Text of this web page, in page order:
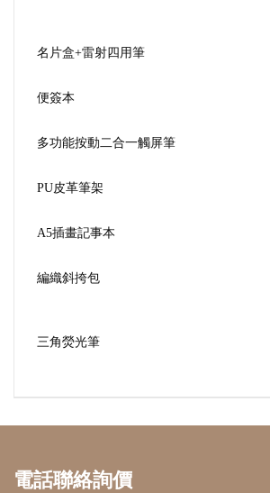
名片盒+雷射四用筆
便簽本
多功能按動二合一觸屏筆
PU皮革筆架
A5插畫記事本
編織斜挎包
三角熒光筆
電話聯絡詢價